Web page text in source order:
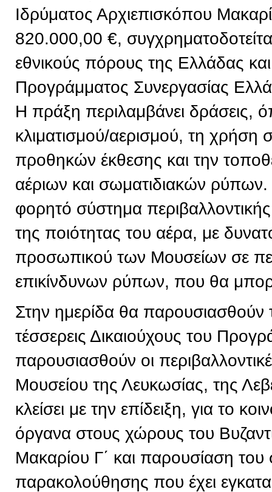
Ιδρύματος Αρχιεπισκόπου
820.000,00 €,
εθνικούς πόρους της Ελλάδας
Προγράμματος Συνεργασίας
Η πράξη περιλαμβάνει δράσεις,
κλιματισμού/αερισμού, τη χρήση
προθηκών έκθεσης και την
αέριων και σωματιδιακών
φορητό σύστημα
της ποιότητας του αέρα, με
προσωπικού των Μουσείων σε
επικίνδυνων ρύπων, που θα
Στην ημερίδα θα
τέσσερεις Δικαιούχους του
παρουσιασθούν οι
Μουσείου της Λευκωσίας, της
κλείσει με την επίδειξη, για το
όργανα στους χώρους του
Μακαρίου Γ΄ και παρουσίαση του
παρακολούθησης που έχει